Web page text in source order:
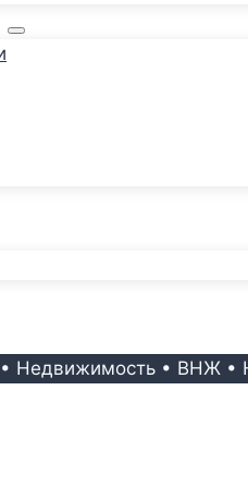
• Недвижимость • ВНЖ •